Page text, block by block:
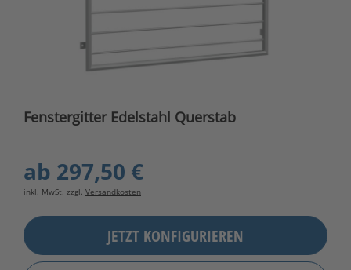
Fenstergitter Edelstahl Querstab
ab 297,50 €
inkl. MwSt. zzgl. Versandkosten
JETZT KONFIGURIEREN